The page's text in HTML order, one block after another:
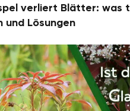
verliert Blätter: was
und Lösungen